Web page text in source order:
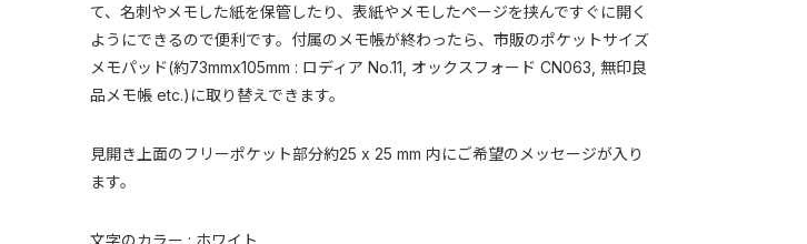
て、名刺やメモした紙を保管したり、表紙やメモしたページを挟んですぐに開く
ようにできるので便利です。付属のメモ帳が終わったら、市販のポケットサイズ
メモパッド(約73mmx105mm : ロディア No.11, オックスフォード CN063, 無印良
品メモ帳 etc.)に取り替えできます。
見開き上面のフリーポケット部分約25 x 25 mm 内にご希望のメッセージが入り
ます。
文字のカラー : ホワイト